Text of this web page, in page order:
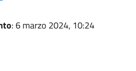
: 6 marzo 2024, 10:24